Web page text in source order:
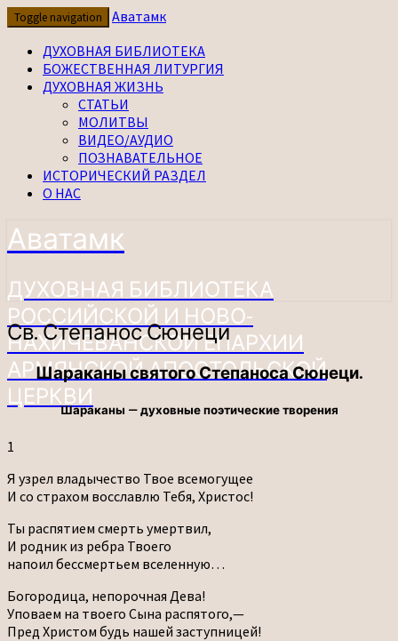
Перейти
к
содержимому
Toggle navigation
Аватамк
ДУХОВНАЯ БИБЛИОТЕКА
БОЖЕСТВЕННАЯ ЛИТУРГИЯ
ДУХОВНАЯ ЖИЗНЬ
СТАТЬИ
МОЛИТВЫ
ВИДЕО/АУДИО
ПОЗНАВАТЕЛЬНОЕ
ИСТОРИЧЕСКИЙ РАЗДЕЛ
О НАС
Аватамк
ДУХОВНАЯ БИБЛИОТЕКА
РОССИЙСКОЙ И НОВО-
НАХИЧЕВАНСКОЙ ЕПАРХИИ
АРМЯНСКОЙ АПОСТОЛЬСКОЙ
ЦЕРКВИ
Св.
Степанос
Сюнеци
Св. Степанос Сюнеци
Шараканы святого Степаноса Сюнеци.
Шараканы — духовные поэтические творения
1
Я узрел владычество Твое всемогущее
И со страхом восславлю Тебя, Христос!
Ты распятием смерть умертвил,
И родник из ребра Твоего
напоил бессмертьем вселенную…
Богородица, непорочная Дева!
Уповаем на твоего Сына распятого,—
Пред Христом будь нашей заступницей!